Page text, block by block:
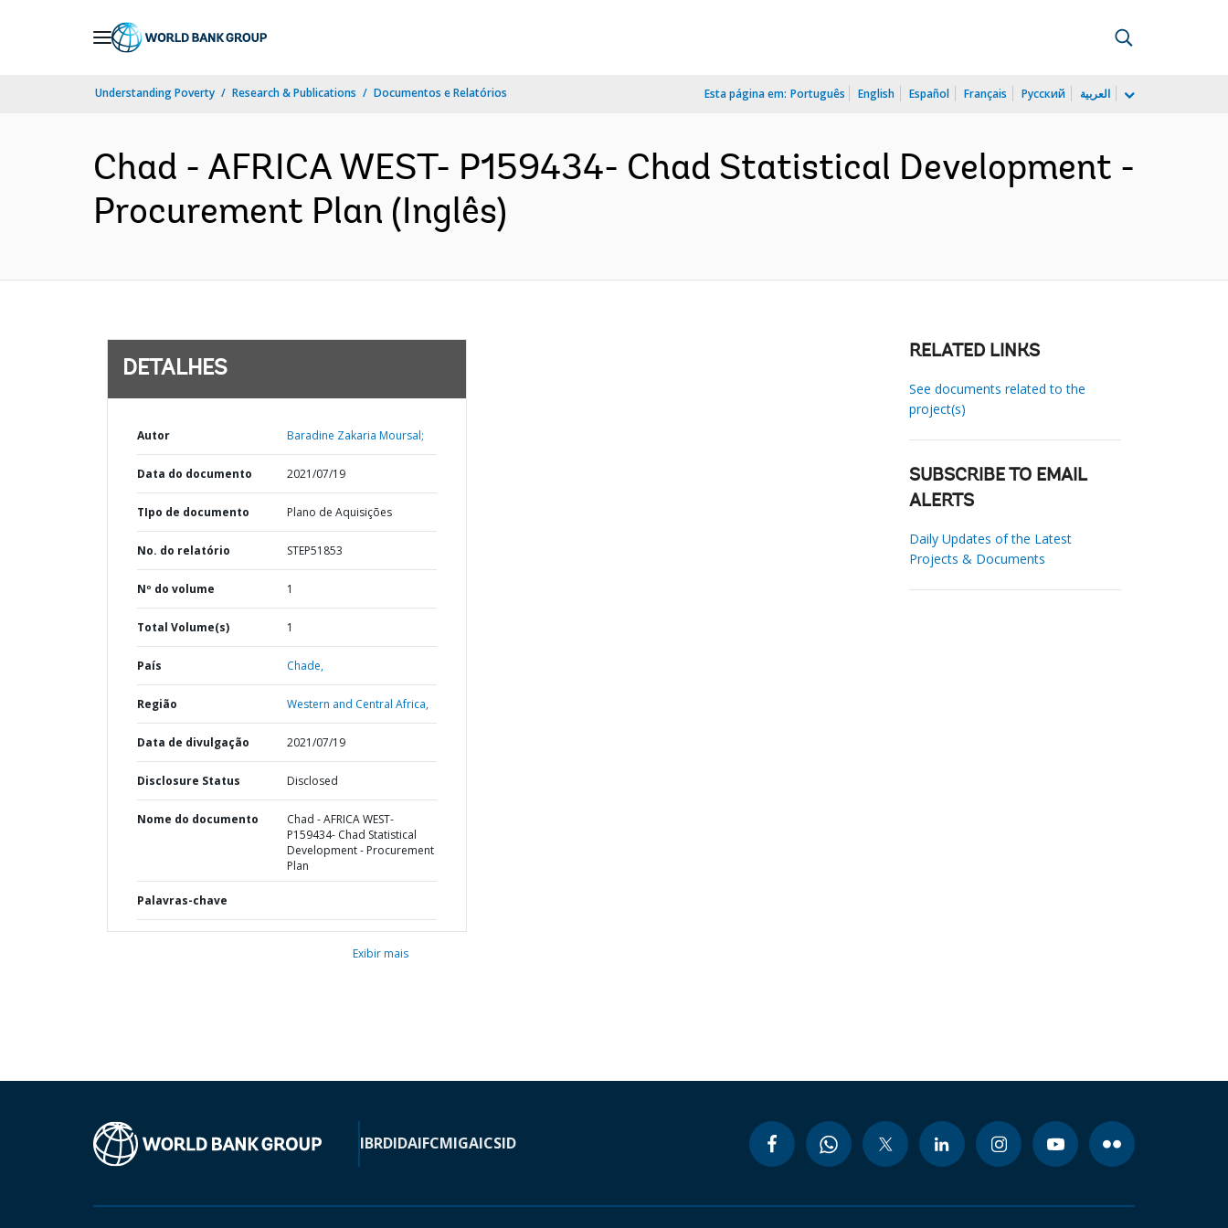
Understanding Poverty Research & Publications Documentos e Relatórios Esta página em: Português English Español Français Русский العربية
Chad - AFRICA WEST- P159434- Chad Statistical Development -
Procurement Plan (Inglês)
DETALHES
Autor Baradine Zakaria Moursal;
Data do documento 2021/07/19
TIpo de documento Plano de Aquisições
No. do relatório STEP51853
Nº do volume 1
Total Volume(s) 1
País Chade,
Região Western and Central Africa,
Data de divulgação 2021/07/19
Disclosure Status Disclosed
Nome do documento
Chad - AFRICA WEST-
P159434- Chad Statistical
Development - Procurement
Plan
Palavras-chave
Exibir mais
RELATED LINKS
See documents related to the
project(s)
SUBSCRIBE TO EMAIL
ALERTS
Daily Updates of the Latest
Projects & Documents
IBRDIDAIFCMIGAICSID